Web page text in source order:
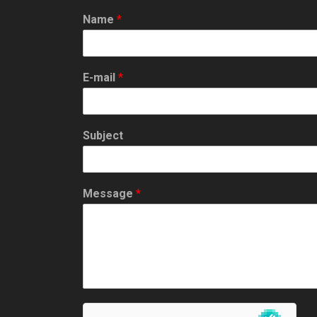
g
o
n
Name *
E-mail *
Subject
Message *